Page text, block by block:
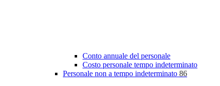
Conto annuale del personale
Costo personale tempo indeterminato
Personale non a tempo indeterminato 86